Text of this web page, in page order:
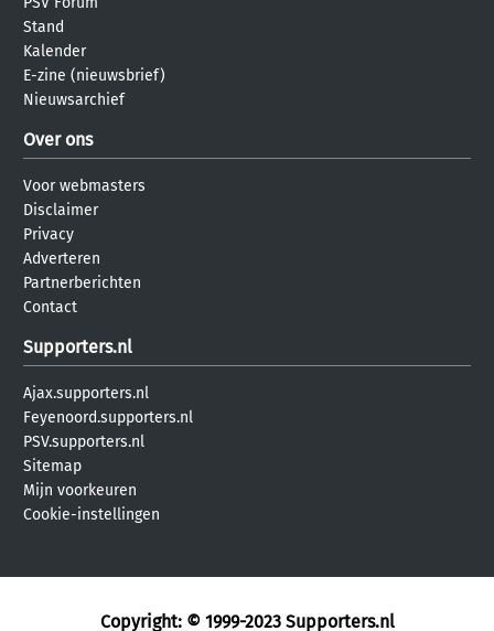
Stand
Kalender
E-zine (nieuwsbrief)
Nieuwsarchief
Over ons
Voor webmasters
Disclaimer
Privacy
Adverteren
Partnerberichten
Contact
Supporters.nl
Ajax.supporters.nl
Feyenoord.supporters.nl
PSV.supporters.nl
Sitemap
Mijn voorkeuren
Cookie-instellingen
Copyright: © 1999-2023 Supporters.nl